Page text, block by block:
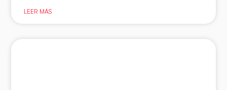
LEER MÁS